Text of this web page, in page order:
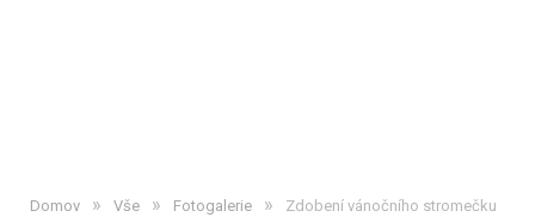
Domov » Vše » Fotogalerie »
Zdobení vánočního stromečku